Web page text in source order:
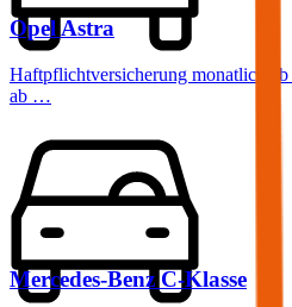
Opel Astra
Haftpflichtversicherung monatlich ab
ab …
Mercedes-Benz C-Klasse